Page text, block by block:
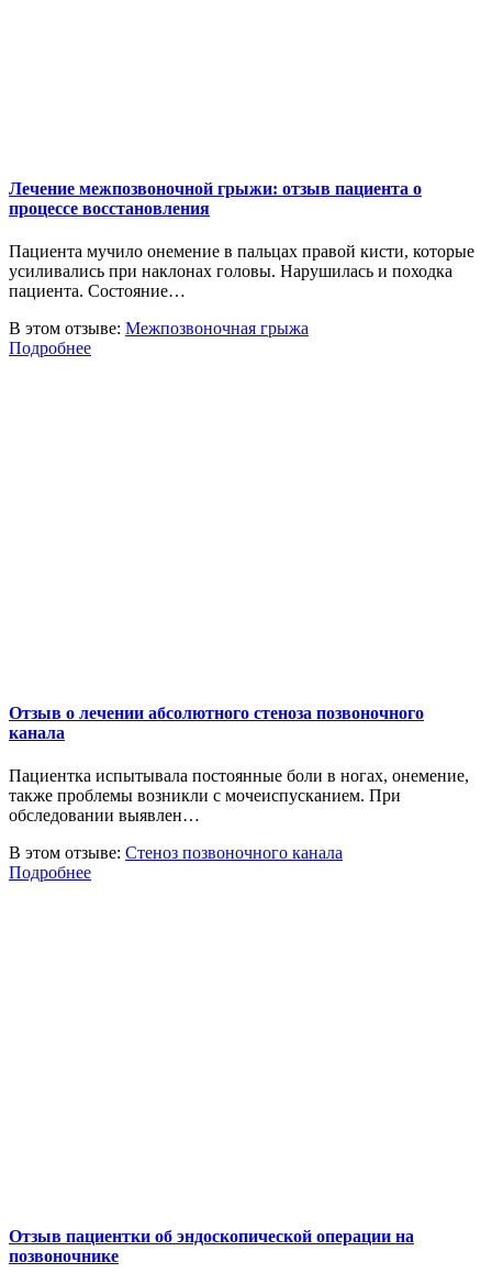
Лечение межпозвоночной грыжи: отзыв пациента о
процессе восстановления
Пациента мучило онемение в пальцах правой кисти, которые
усиливались при наклонах головы. Нарушилась и походка
пациента. Состояние…
В этом отзыве: Межпозвоночная грыжа
Подробнее
Отзыв о лечении абсолютного стеноза позвоночного
канала
Пациентка испытывала постоянные боли в ногах, онемение,
также проблемы возникли с мочеиспусканием. При
обследовании выявлен…
В этом отзыве: Стеноз позвоночного канала
Подробнее
Отзыв пациентки об эндоскопической операции на
позвоночнике